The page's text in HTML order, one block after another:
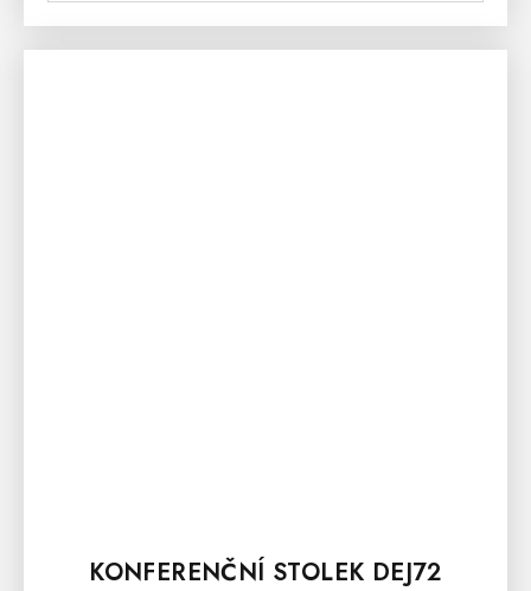
KONFERENČNÍ STOLEK DEJ72